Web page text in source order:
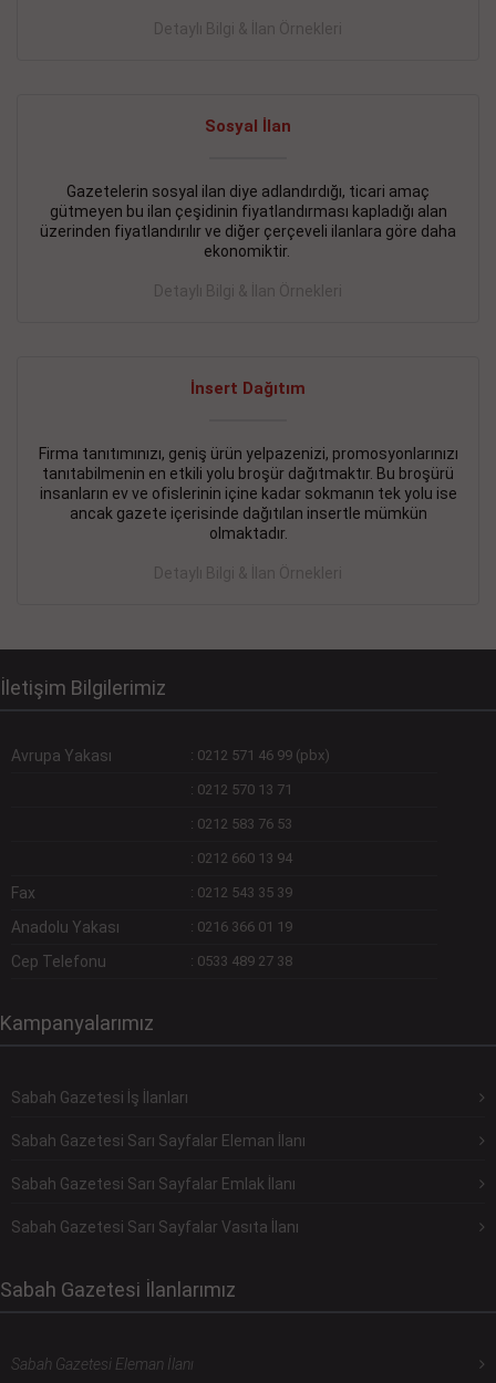
Detaylı Bilgi & İlan Örnekleri
Sosyal İlan
Gazetelerin sosyal ilan diye adlandırdığı, ticari amaç
gütmeyen bu ilan çeşidinin fiyatlandırması kapladığı alan
üzerinden fiyatlandırılır ve diğer çerçeveli ilanlara göre daha
ekonomiktir.
Detaylı Bilgi & İlan Örnekleri
İnsert Dağıtım
Firma tanıtımınızı, geniş ürün yelpazenizi, promosyonlarınızı
tanıtabilmenin en etkili yolu broşür dağıtmaktır. Bu broşürü
insanların ev ve ofislerinin içine kadar sokmanın tek yolu ise
ancak gazete içerisinde dağıtılan insertle mümkün
olmaktadır.
Detaylı Bilgi & İlan Örnekleri
İletişim Bilgilerimiz
Avrupa Yakası : 0212 571 46 99 (pbx)
: 0212 570 13 71
: 0212 583 76 53
: 0212 660 13 94
Fax : 0212 543 35 39
Anadolu Yakası : 0216 366 01 19
Cep Telefonu : 0533 489 27 38
Kampanyalarımız
Sabah Gazetesi İş İlanları
Sabah Gazetesi Sarı Sayfalar Eleman İlanı
Sabah Gazetesi Sarı Sayfalar Emlak İlanı
Sabah Gazetesi Sarı Sayfalar Vasıta İlanı
Sabah Gazetesi İlanlarımız
Sabah Gazetesi Eleman İlanı
İŞYERİ KİRALIK İlanı- 11.09.2018
BEYLİKDÜZÜ Kavaklıda 4 katlı bina
DEVREMÜLK KİRALIK İlanı- 11.09.2018
SİNYE Tekstile Şoförlüğü olan 35 yaşını aşmamış, Depo
elemanı alınacaktır. Osmanbey, Şişli